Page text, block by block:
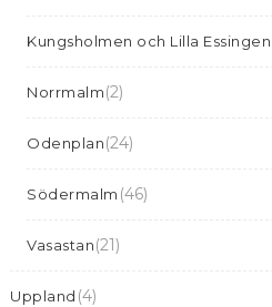
Kungsholmen och Lilla Essingen
Norrmalm(2)
Odenplan(24)
Södermalm (46)
Vasastan(21)
Uppland (4)